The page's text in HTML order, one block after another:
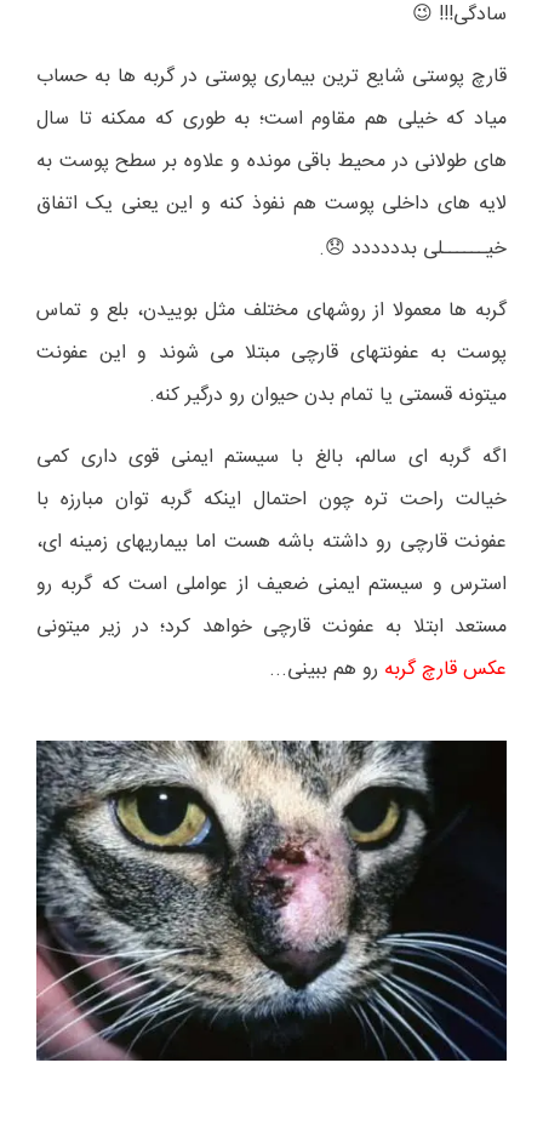
سادگی!!! 😉
قارچ پوستی شایع ترین بیماری پوستی در گربه ها به حساب
میاد که خیلی هم مقاوم است؛ به طوری که ممکنه تا سال
های طولانی در محیط باقی مونده و علاوه بر سطح پوست به
لایه های داخلی پوست هم نفوذ کنه و این یعنی یک اتفاق
خیــــــلی بدددددد 😞
.
گربه ها معمولا از روشهای مختلف مثل بوییدن، بلع و تماس
پوست به عفونتهای قارچی مبتلا می شوند و این عفونت
میتونه قسمتی یا تمام بدن حیوان رو درگیر کنه.
اگه گربه ای سالم، بالغ با سیستم ایمنی قوی داری کمی
خیالت راحت تره چون احتمال اینکه گربه توان مبارزه با
عفونت قارچی رو داشته باشه هست اما بیماریهای زمینه ای،
استرس و سیستم ایمنی ضعیف از عواملی است که گربه رو
مستعد ابتلا به عفونت قارچی خواهد کرد؛ در زیر میتونی
عکس قارچ گربه رو هم ببینی...